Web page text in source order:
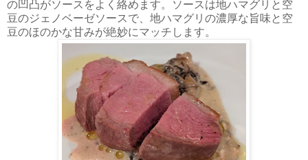
の凹凸がソースをよく絡めます。ソースは地ハマグリと空
豆のジェノベーゼソースで、地ハマグリの濃厚な旨味と空
豆のほのかな甘みが絶妙にマッチします。